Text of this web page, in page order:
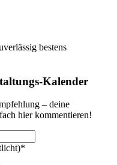
bestens
Kalender
– deine
hier kommentieren!
*